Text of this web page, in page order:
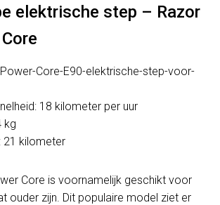
elektrische step – Razor
18 kilometer per uur
kg
21 kilometer
Core is voornamelijk geschikt voor
ouder zijn. Dit populaire model ziet er